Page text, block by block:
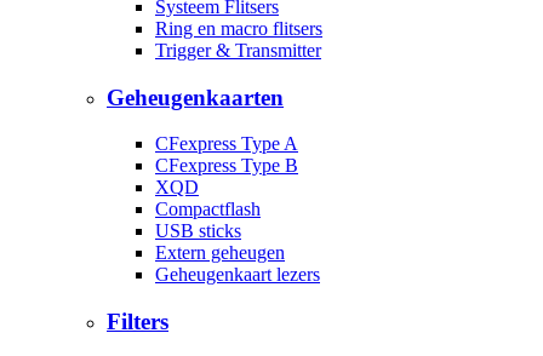
Systeem Flitsers
Ring en macro flitsers
Trigger & Transmitter
Geheugenkaarten
CFexpress Type A
CFexpress Type B
XQD
Compactflash
USB sticks
Extern geheugen
Geheugenkaart lezers
Filters